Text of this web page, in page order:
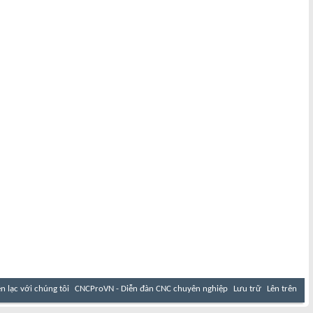
lạc với chúng tôi CNCProVN - Diễn đàn CNC chuyên nghiệp Lưu trữ Lên trên